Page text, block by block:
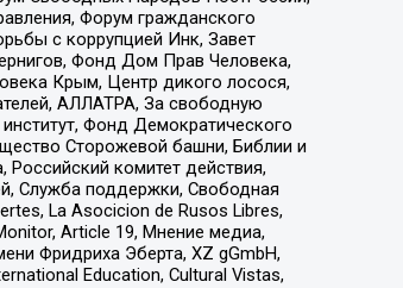
Форум гражданского
с коррупцией Инк, Завет
Фонд Дом Прав Человека,
Крым, Центр дикого лосося,
АЛЛАТРА, За свободную
Фонд Демократического
Сторожевой башни, Библии и
комитет действия,
Служба поддержки, Свободная
La Asocicion de Rusos Libres,
Article 19, Мнение медиа,
Фридриха Эберта, XZ gGmbH,
Education, Cultural Vistas,